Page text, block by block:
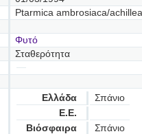
Ptarmica ambrosiaca/
Φυτό
Σταθερότητα
Ελλάδα
Σπάνιο
Ε.Ε.
Βιόσφαιρα
Σπάνιο